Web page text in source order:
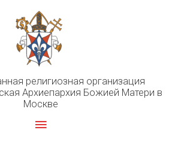
религиозная организация
Архиепархия Божией Матери в
Москве
Главное